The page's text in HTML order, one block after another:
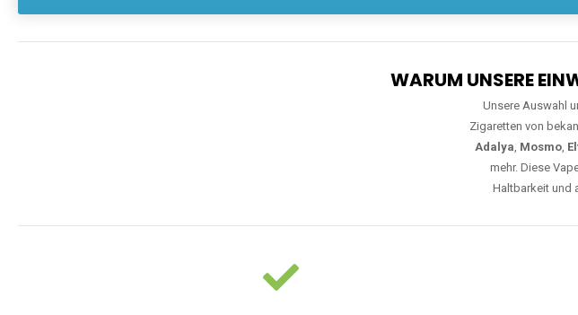
WARUM UNSERE
Unsere Auswahl
Zigaretten von
Adalya, Mosmo,
mehr. Diese
Haltbarkeit und